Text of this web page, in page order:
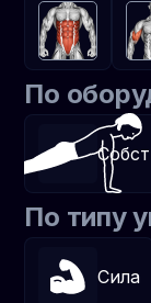
По
По типу
Сила